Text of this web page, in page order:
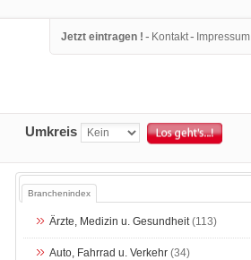
Jetzt eintragen ! - Kontakt- Impressum
Umkreis
Branchenindex
Ärzte, Medizin u. Gesundheit(113)
Auto, Fahrrad u. Verkehr(34)